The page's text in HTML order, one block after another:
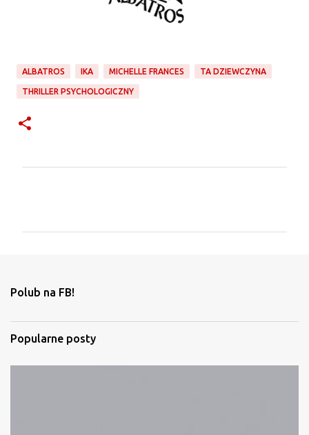
ALBATROS IKA MICHELLE FRANCES TA DZIEWCZYNA
THRILLER PSYCHOLOGICZNY
t
r
z
e
Polub na FB!
Popularne posty